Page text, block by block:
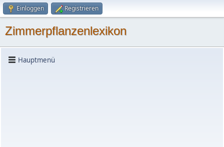
Einloggen Registrieren
Zimmerpflanzenlexikon
Hauptmenü